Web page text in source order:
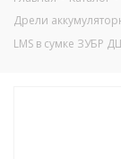
Дрели
LMS в сумке ЗУБР